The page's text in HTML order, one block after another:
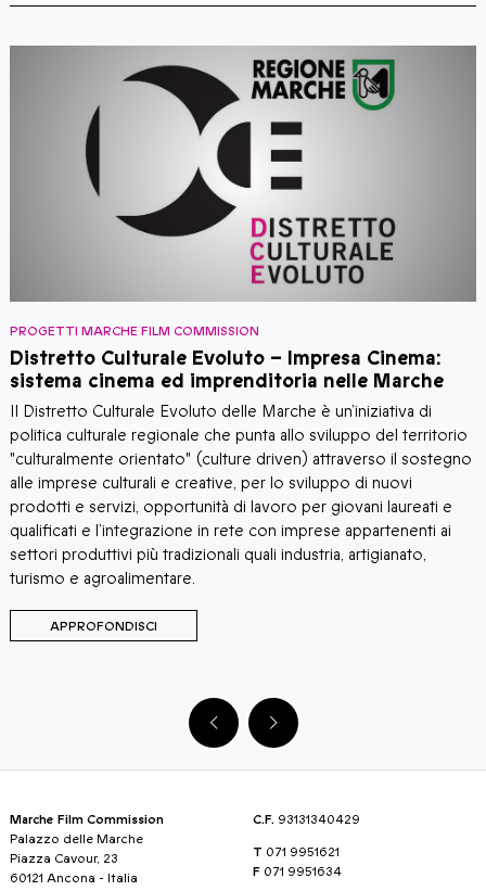
PROGETTI MARCHE FILM COMMISSION
Distretto Culturale Evoluto – Impresa Cinema:
sistema cinema ed imprenditoria nelle Marche
Il Distretto Culturale Evoluto delle Marche è un’iniziativa di
politica culturale regionale che punta allo sviluppo del territorio
"culturalmente orientato" (culture driven) attraverso il sostegno
alle imprese culturali e creative, per lo sviluppo di nuovi
prodotti e servizi, opportunità di lavoro per giovani laureati e
qualificati e l’integrazione in rete con imprese appartenenti ai
settori produttivi più tradizionali quali industria, artigianato,
turismo e agroalimentare.
APPROFONDISCI
Marche Film Commission
Palazzo delle Marche
Piazza Cavour, 23
60121 Ancona - Italia
C.F. 93131340429
T 071 9951621
F 071 9951634